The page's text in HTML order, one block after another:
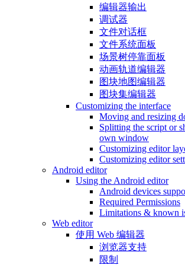
编辑器输出
调试器
文件对话框
文件系统面板
场景树停靠面板
动画轨道编辑器
图块地图编辑器
图块集编辑器
Customizing the interface
Moving and resizing
Splitting the script or
own window
Customizing editor
Customizing editor
Android editor
Using the Android editor
Android devices
Required Permissions
Limitations & known
Web editor
使用 Web 编辑器
浏览器支持
限制